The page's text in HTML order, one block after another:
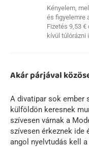
Kényelem,
és figyelemre
Fizetés 9,53
kívül túlórázni
Akár párjával
A divatipar sok ember
külföldön keresnek
szívesen várnak a
szívesen érkeznek ide
angol nyelvtudás kell